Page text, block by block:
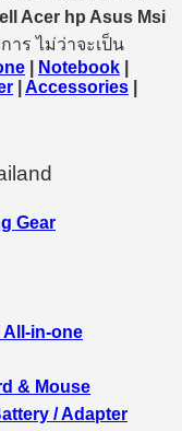
Acer hp Asus Msi
ร ไม่ว่าจะเป็น
Notebook
Accessories
Gear
All-in-one
& Mouse
/ Adapter